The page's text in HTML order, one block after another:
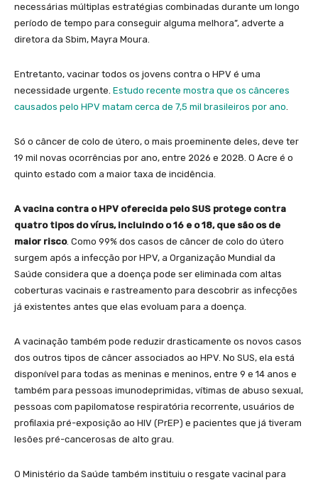
necessárias múltiplas estratégias combinadas durante um longo
período de tempo para conseguir alguma melhora”, adverte a
diretora da Sbim, Mayra Moura.
Entretanto, vacinar todos os jovens contra o HPV é uma
necessidade urgente. Estudo recente mostra que os cânceres
causados pelo HPV matam cerca de 7,5 mil brasileiros por ano
Só o câncer de colo de útero, o mais proeminente deles, deve ter
19 mil novas ocorrências por ano, entre 2026 e 2028. O Acre é o
quinto estado com a maior taxa de incidência.
A vacina contra o HPV oferecida pelo SUS protege contra
quatro tipos do vírus, incluindo o 16 e o 18, que são os de
maior risco. Como 99% dos casos de câncer de colo do útero
surgem após a infecção por HPV, a Organização Mundial da
Saúde considera que a doença pode ser eliminada com altas
coberturas vacinais e rastreamento para descobrir as infecções
já existentes antes que elas evoluam para a doença.
A vacinação também pode reduzir drasticamente os novos casos
dos outros tipos de câncer associados ao HPV. No SUS, ela está
disponível para todas as meninas e meninos, entre 9 e 14 anos e
também para pessoas imunodeprimidas, vítimas de abuso sexual,
pessoas com papilomatose respiratória recorrente, usuários de
profilaxia pré-exposição ao HIV (PrEP) e pacientes que já tiveram
lesões pré-cancerosas de alto grau.
O Ministério da Saúde também instituiu o resgate vacinal para